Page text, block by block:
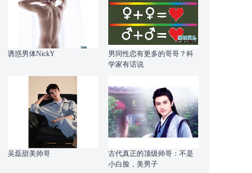
诱惑男体NickY
男同性恋有更多的哥哥？科
学家有话说
吴磊甜美帅哥
古代真正的顶级帅哥：不是
小白脸，美男子